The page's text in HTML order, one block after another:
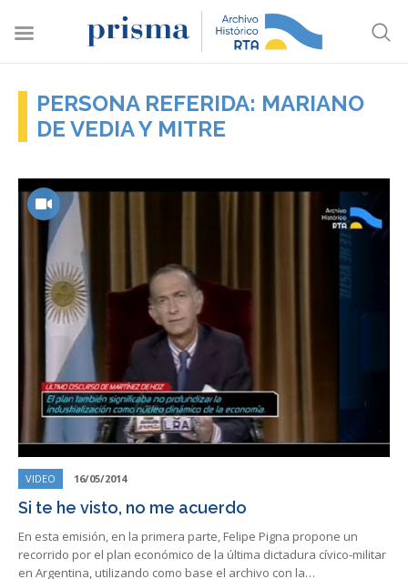
PERSONA REFERIDA: MARIANO
DE VEDIA Y MITRE
VIDEO 16/05/2014
Si te he visto, no me acuerdo
En esta emisión, en la primera parte, Felipe Pigna propone un
recorrido por el plan económico de la última dictadura cívico-militar
en Argentina, utilizando como base el archivo con la…